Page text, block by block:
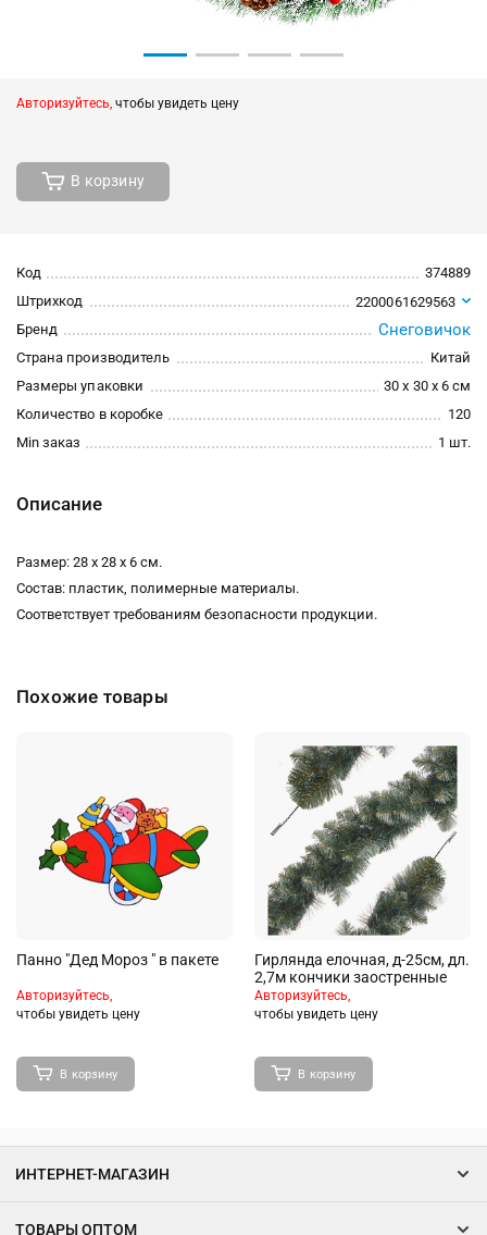
Авторизуйтесь, чтобы увидеть цену
В корзину
Код
374889
Штрихкод
2200061629563
Бренд
Снеговичок
Страна производитель
Китай
Размеры упаковки
30 x 30 x 6 см
Количество в коробке
120
Min заказ
1 шт.
Описание
Размер: 28 х 28 х 6 см.
Состав: пластик, полимерные материалы.
Соответствует требованиям безопасности продукции.
Похожие товары
Панно "Дед Мороз " в пакете
Авторизуйтесь,
чтобы увидеть цену
В корзину
Гирлянда елочная, д-25см, дл.
2,7м кончики заостренные
Авторизуйтесь,
чтобы увидеть цену
В корзину
ИНТЕРНЕТ-МАГАЗИН
ТОВАРЫ ОПТОМ